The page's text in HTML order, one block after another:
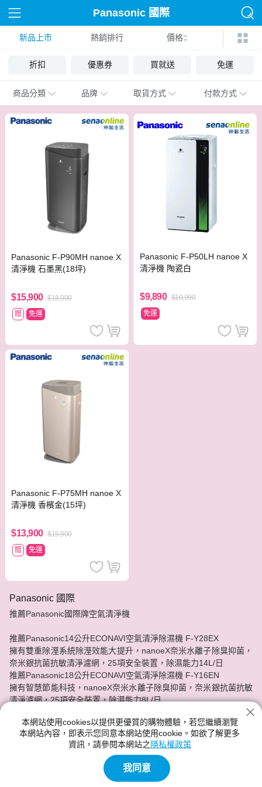
Panasonic 國際
新品上市 熱銷排行 價格
折扣 優惠券 買就送 免運
商品分類 品牌 取貨方式 付款方式
Panasonic F-P90MH nanoe X
清淨機 石墨黑(18坪)
$15,900 $18,900
贈
免運
Panasonic F-P50LH nanoe X
清淨機 陶瓷白
$9,890 $10,990
免運
Panasonic F-P75MH nanoe X
清淨機 香檳金(15坪)
$13,900 $15,900
贈
免運
Panasonic 國際
推薦Panasonic國際牌空氣清淨機
推薦Panasonic14公升ECONAVI空氣清淨除濕機 F-Y28EX
擁有雙重除溼系統除溼效能大提升，nanoeX奈米水離子除臭抑菌，
奈米銀抗菌抗敏清淨濾網，25項安全裝置，除濕能力14L/日
推薦Panasonic18公升ECONAVI空氣清淨除濕機 F-Y16EN
擁有智慧節能科技，nanoeX奈米水離子除臭抑菌，奈米銀抗菌抗敏
清淨濾網，25項安全裝置，除濕能力8L/日
各類型空氣清淨機任你挑選，分期零利率!神腦給你最實惠的價格，
最安心的服務品質。
本網站使用cookies以提供更優質的購物體驗，若您繼續瀏覽
本網站內容，即表示您同意本網站使用cookie。如欲了解更多
資訊，請參閱本網站之 隱私權政策
我同意